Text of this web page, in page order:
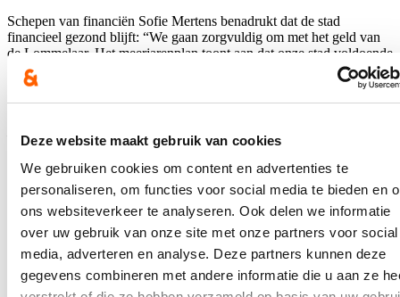
Deze website maakt gebruik van cookies
We gebruiken cookies om content en advertenties te
personaliseren, om functies voor social media te bieden en
ons websiteverkeer te analyseren. Ook delen we informatie
over uw gebruik van onze site met onze partners voor social
media, adverteren en analyse. Deze partners kunnen deze
gegevens combineren met andere informatie die u aan ze
Schepen van financiën Sofie Mertens benadrukt dat de stad
financieel gezond blijft: “We gaan zorgvuldig om met het geld van
de Lommelaar. Het meerjarenplan toont aan dat onze stad voldoende
draagkracht heeft om haar ambities waar te maken zonder de
toekomst van de Lommelaar te hypothekeren. Er is geen sprake van
een financiële crisis, zoals wordt gesuggereerd.”
Blijf op de hoogte!
Ontvang mijn nieuwsbrief.
E-mailadres
Postcode